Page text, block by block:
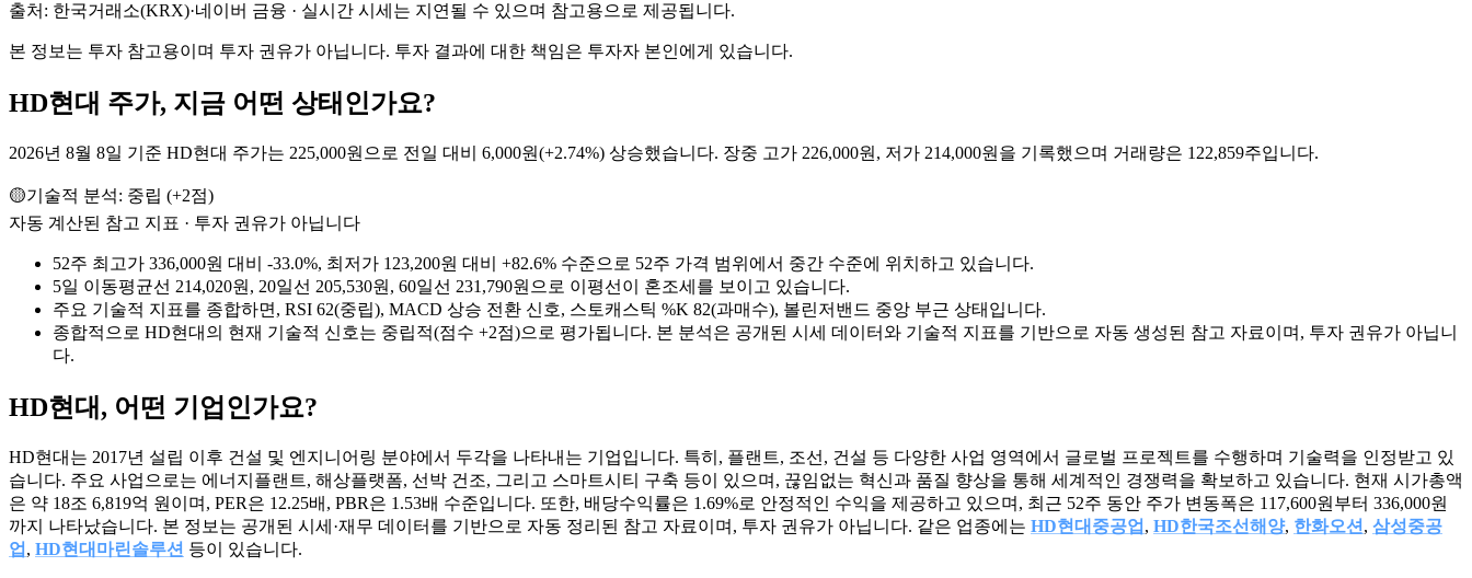
출처: 한국거래소(KRX)·네이버 금융 · 실시간 시세는 지연될 수 있으며 참고용으로 제공됩니다.
본 정보는 투자 참고용이며 투자 권유가 아닙니다. 투자 결과에 대한 책임은 투자자 본인에게 있습니다.
HD현대 주가, 지금 어떤 상태인가요?
2026년 8월 8일 기준 HD현대 주가는 225,000원으로 전일 대비 6,000원(+2.74%) 상승했습니다. 장중 고가 226,000원, 저가 214,000원을 기록했으며 거래량은 122,859주입니다.
🟡기술적 분석: 중립 (+2점)
자동 계산된 참고 지표 · 투자 권유가 아닙니다
52주 최고가 336,000원 대비 -33.0%, 최저가 123,200원 대비 +82.6% 수준으로 52주 가격 범위에서 중간 수준에 위치하고 있습니다.
5일 이동평균선 214,020원, 20일선 205,530원, 60일선 231,790원으로 이평선이 혼조세를 보이고 있습니다.
주요 기술적 지표를 종합하면, RSI 62(중립), MACD 상승 전환 신호, 스토캐스틱 %K 82(과매수), 볼린저밴드 중앙 부근 상태입니다.
종합적으로 HD현대의 현재 기술적 신호는 중립적(점수 +2점)으로 평가됩니다. 본 분석은 공개된 시세 데이터와 기술적 지표를 기반으로 자동 생성된 참고 자료이며, 투자 권유가 아닙니
다.
HD현대 , 어떤 기업인가요?
HD현대는 2017년 설립 이후 건설 및 엔지니어링 분야에서 두각을 나타내는 기업입니다. 특히, 플랜트, 조선, 건설 등 다양한 사업 영역에서 글로벌 프로젝트를 수행하며 기술력을 인정받고 있
습니다. 주요 사업으로는 에너지플랜트, 해상플랫폼, 선박 건조, 그리고 스마트시티 구축 등이 있으며, 끊임없는 혁신과 품질 향상을 통해 세계적인 경쟁력을 확보하고 있습니다. 현재 시가총액
은 약 18조 6,819억 원이며, PER은 12.25배, PBR은 1.53배 수준입니다. 또한, 배당수익률은 1.69%로 안정적인 수익을 제공하고 있으며, 최근 52주 동안 주가 변동폭은 117,600원부터 336,000원
까지 나타났습니다. 본 정보는 공개된 시세·재무 데이터를 기반으로 자동 정리된 참고 자료이며, 투자 권유가 아닙니다. 같은 업종에는 HD현대중공업 , HD한국조선해양, 한화오션 , 삼성중공
업 , HD현대마린솔루션 등이 있습니다.